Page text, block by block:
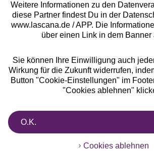
Weitere Informationen zu den
diese Partner findest Du in der
www.lascana.de / APP. Die
über einen Link in dem Banner
Sie können Ihre Einwilligung auch
Wirkung für die Zukunft widerrufen,
Button "Cookie-Einstellungen" im
"Cookies ablehnen"
O.K.
Cookies ablehnen